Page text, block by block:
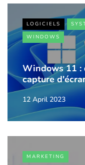
LOGICIELS
WINDOWS
Windows 11 :
capture
12 April 2023
MARKETING